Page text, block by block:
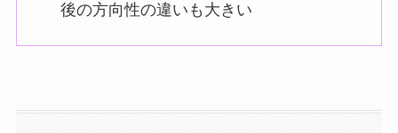
後の方向性の違いも大きい